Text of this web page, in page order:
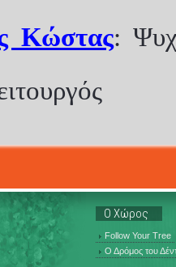
Κώστας:
Ο Χώρος
Follow Your Tree
Ο Δρόμος του